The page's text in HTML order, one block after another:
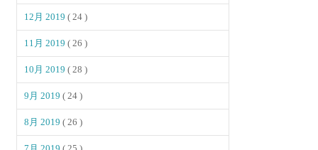
12月 2019( 24 )
11月 2019( 26 )
10月 2019( 28 )
9月 2019( 24 )
8月 2019( 26 )